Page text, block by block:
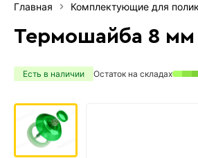
Главная Комплектующие для
Термошайба 8 мм
Есть в наличии Остаток на складах